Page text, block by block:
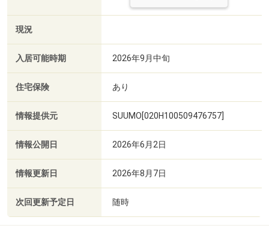
現況
入居可能時期 2026年9月中旬
住宅保険 あり
情報提供元 SUUMO[020H100509476757]
情報公開日 2026年6月2日
情報更新日 2026年8月7日
次回更新予定日 随時